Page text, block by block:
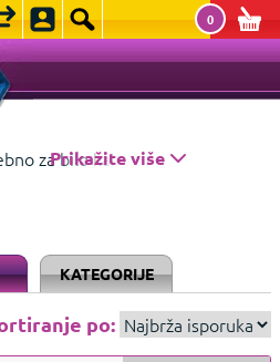
0
za bilo kakvu aktivnosti ili
Prikažite više
KATEGORIJE
po: